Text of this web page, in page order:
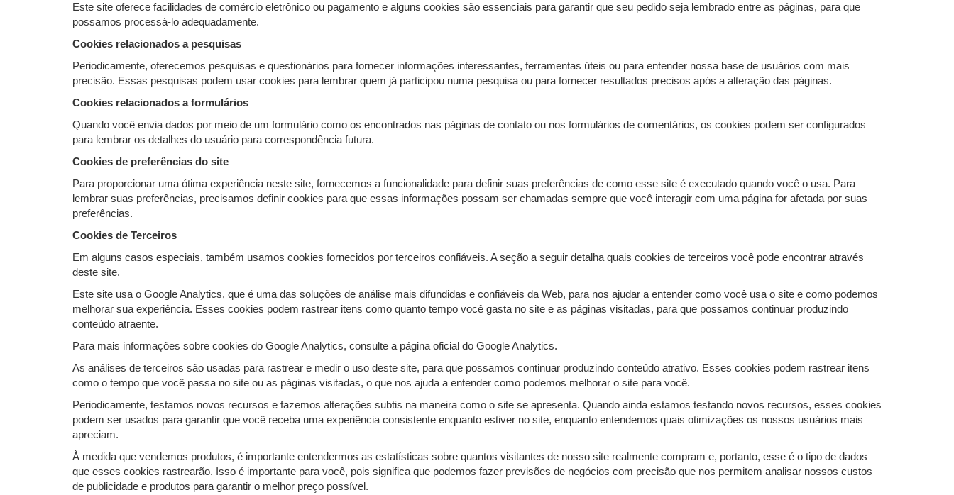
Este site oferece facilidades de comércio eletrônico ou pagamento e alguns cookies são essenciais para garantir que seu pedido seja lembrado entre as páginas, para que
possamos processá-lo adequadamente.
Cookies relacionados a pesquisas
Periodicamente, oferecemos pesquisas e questionários para fornecer informações interessantes, ferramentas úteis ou para entender nossa base de usuários com mais
precisão. Essas pesquisas podem usar cookies para lembrar quem já participou numa pesquisa ou para fornecer resultados precisos após a alteração das páginas.
Cookies relacionados a formulários
Quando você envia dados por meio de um formulário como os encontrados nas páginas de contato ou nos formulários de comentários, os cookies podem ser configurados
para lembrar os detalhes do usuário para correspondência futura.
Cookies de preferências do site
Para proporcionar uma ótima experiência neste site, fornecemos a funcionalidade para definir suas preferências de como esse site é executado quando você o usa. Para
lembrar suas preferências, precisamos definir cookies para que essas informações possam ser chamadas sempre que você interagir com uma página for afetada por suas
preferências.
Cookies de Terceiros
Em alguns casos especiais, também usamos cookies fornecidos por terceiros confiáveis. A seção a seguir detalha quais cookies de terceiros você pode encontrar através
deste site.
Este site usa o Google Analytics, que é uma das soluções de análise mais difundidas e confiáveis ​​da Web, para nos ajudar a entender como você usa o site e como podemos
melhorar sua experiência. Esses cookies podem rastrear itens como quanto tempo você gasta no site e as páginas visitadas, para que possamos continuar produzindo
conteúdo atraente.
Para mais informações sobre cookies do Google Analytics, consulte a página oficial do Google Analytics.
As análises de terceiros são usadas para rastrear e medir o uso deste site, para que possamos continuar produzindo conteúdo atrativo. Esses cookies podem rastrear itens
como o tempo que você passa no site ou as páginas visitadas, o que nos ajuda a entender como podemos melhorar o site para você.
Periodicamente, testamos novos recursos e fazemos alterações subtis na maneira como o site se apresenta. Quando ainda estamos testando novos recursos, esses cookies
podem ser usados ​​para garantir que você receba uma experiência consistente enquanto estiver no site, enquanto entendemos quais otimizações os nossos usuários mais
apreciam.
À medida que vendemos produtos, é importante entendermos as estatísticas sobre quantos visitantes de nosso site realmente compram e, portanto, esse é o tipo de dados
que esses cookies rastrearão. Isso é importante para você, pois significa que podemos fazer previsões de negócios com precisão que nos permitem analisar nossos custos
de publicidade e produtos para garantir o melhor preço possível.